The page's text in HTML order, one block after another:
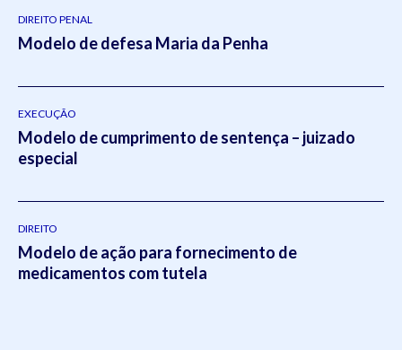
DIREITO PENAL
Modelo de defesa Maria da Penha
EXECUÇÃO
Modelo de cumprimento de sentença – juizado
especial
DIREITO
Modelo de ação para fornecimento de
medicamentos com tutela